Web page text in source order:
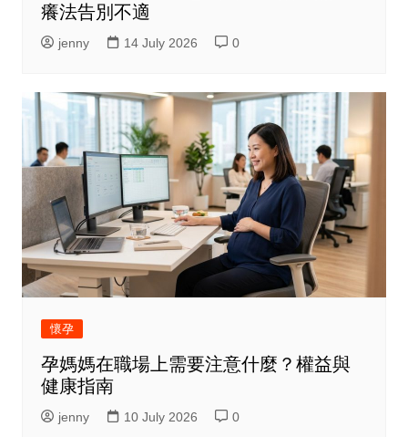
癢法告別不適
jenny 14 July 2026 0
懷孕
孕媽媽在職場上需要注意什麼？權益與
健康指南
jenny 10 July 2026 0